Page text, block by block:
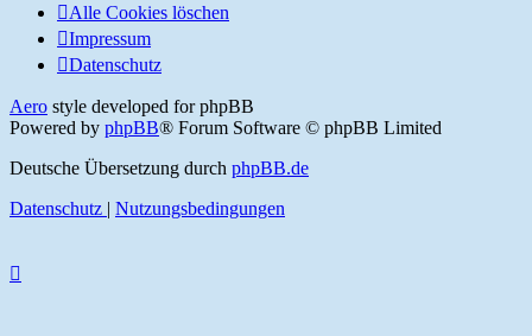
Alle Cookies löschen
Impressum
Datenschutz
Aero style developed for phpBB
Powered by phpBB® Forum Software © phpBB Limited
Deutsche Übersetzung durch phpBB.de
Datenschutz | Nutzungsbedingungen